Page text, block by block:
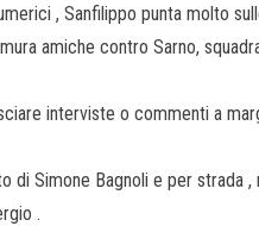
, Sanfilippo punta molto
amiche contro Sarno,
interviste o commenti a
di Simone Bagnoli e per strada ,
.